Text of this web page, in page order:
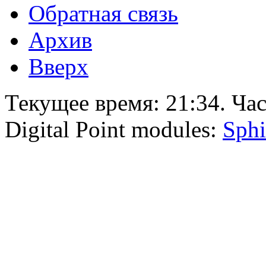
Обратная связь
Архив
Вверх
Текущее время: 21:34.
Digital Point modules: